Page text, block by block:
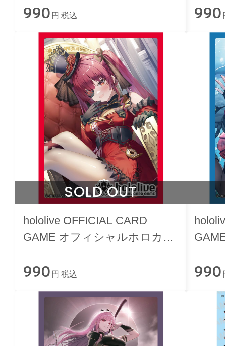
990 円 税込 990
SOLD OUT
hololive OFFICIAL CARD
GAME オフィシャルホロカス
990 円 税込 990